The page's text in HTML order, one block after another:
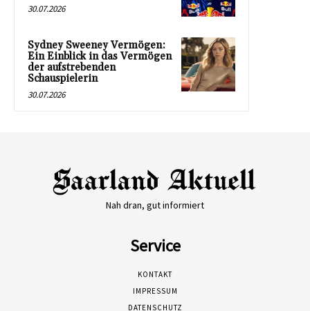
30.07.2026
Sydney Sweeney Vermögen:
Ein Einblick in das Vermögen
der aufstrebenden
Schauspielerin
30.07.2026
Nah dran, gut informiert
Service
KONTAKT
IMPRESSUM
DATENSCHUTZ